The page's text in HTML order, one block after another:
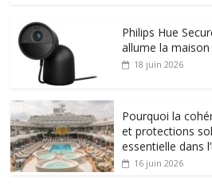
Philips Hue
allume la
18 juin 2026
Pourquoi la
et protections
essentielle dans
16 juin 2026